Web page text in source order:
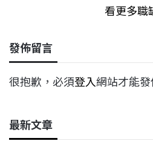
看更多職
發佈留言
很抱歉，必須登入網站才能發
最新文章